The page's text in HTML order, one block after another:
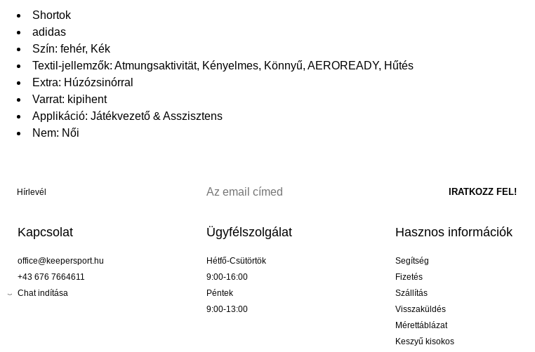
Shortok
adidas
Szín: fehér, Kék
Textil-jellemzők: Atmungsaktivität, Kényelmes, Könnyű, AEROREADY, Hűtés
Extra: Húzózsinórral
Varrat: kipihent
Applikáció: Játékvezető & Asszisztens
Nem: Női
Hírlevél
Kapcsolat
office@keepersport.hu
+43 676 7664611
Chat indítása
Ügyfélszolgálat
Hétfő-Csütörtök
9:00-16:00
Péntek
9:00-13:00
Hasznos információk
Segítség
Fizetés
Szállítás
Visszaküldés
Mérettáblázat
Keszyű kisokos